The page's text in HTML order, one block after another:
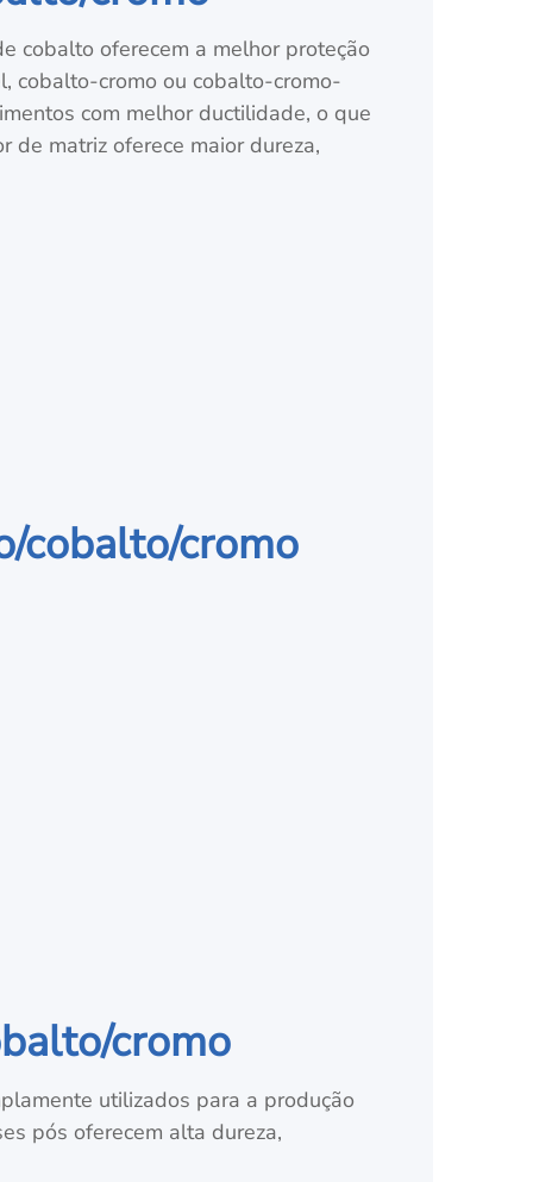
cobalto oferecem a melhor proteção
cobalto-cromo ou cobalto-cromo-
com melhor ductilidade, o que
de matriz oferece maior dureza,
cobalto/cromo
cromo
utilizados para a produção
pós oferecem alta dureza,